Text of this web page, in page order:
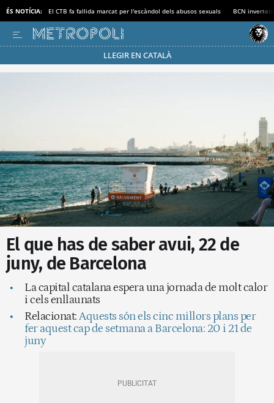
ÉS NOTÍCIA: El CTB fa fallida marcat per l'escàndol dels abusos sexuals BCN
LLEGIR EN CATALÀ
Passa’t al mode estalvi
El que has de saber avui, 22 de
juny, de Barcelona
La capital catalana espera una jornada de molt calor
i cels enllaunats
Relacionat:Aquests són els cinc millors plans per
fer aquest cap de setmana a Barcelona: 20 i 21 de
juny